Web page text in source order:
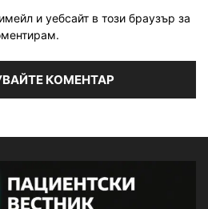
и уебсайт в този браузър за